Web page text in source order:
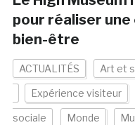
pour réaliser
bien-être
ACTUALITÉS Art et
Expérience visiteur
sociale Monde